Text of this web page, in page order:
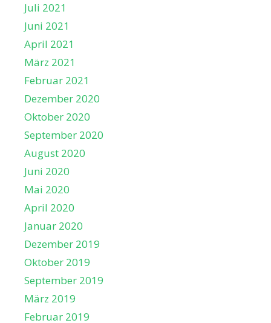
Juli 2021
Juni 2021
April 2021
März 2021
Februar 2021
Dezember 2020
Oktober 2020
September 2020
August 2020
Juni 2020
Mai 2020
April 2020
Januar 2020
Dezember 2019
Oktober 2019
September 2019
März 2019
Februar 2019